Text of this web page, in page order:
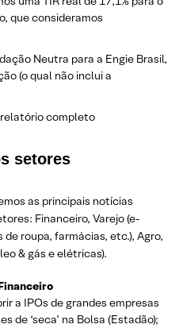
que consideramos
Neutra para a Engie Brasil,
(o qual não inclui a
completo
setores
as principais notícias
es: Financeiro, Varejo(e-
roupa, farmácias, etc.), Agro,
& gás e elétricas).
a IPOs de grandes empresas
de ‘seca’ na Bolsa (Estadão);